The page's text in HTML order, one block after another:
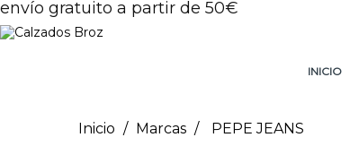
envío gratuito a partir de 50€
INICIO
Inicio Marcas PEPE JEANS